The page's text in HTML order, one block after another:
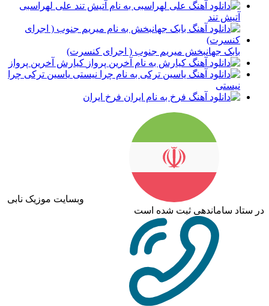
علی لهراسبی
آتیش تند
بابک جهانبخش میریم جنوب ( اجرای کنسرت)
کیارش آخرین پرواز
یاسین ترکی چرا
نیستی
فرخ ایران
وبسایت موزیک نابی
در ستاد ساماندهی ثبت شده است